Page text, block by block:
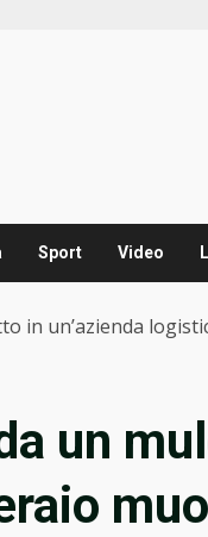
Sport Video
in un’azienda
un